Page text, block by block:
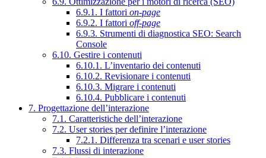
6.9.1. I fattori on-page
6.9.2. I fattori off-page
6.9.3. Strumenti di diagnostica SEO: Search
Console
6.10. Gestire i contenuti
6.10.1. L’inventario dei contenuti
6.10.2. Revisionare i contenuti
6.10.3. Migrare i contenuti
6.10.4. Pubblicare i contenuti
7. Progettazione dell’interazione
7.1. Caratteristiche dell’interazione
7.2. User stories per definire l’interazione
7.2.1. Differenza tra scenari e user stories
7.3. Flussi di interazione